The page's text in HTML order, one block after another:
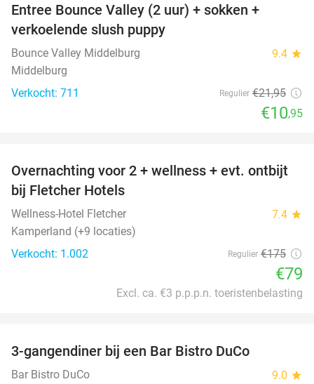
Entree Bounce Valley (2 uur) + sokken +
verkoelende slush puppy
Bounce Valley Middelburg 9.4 star
Middelburg
Verkocht: 711
Regulier €21,95
€10,95
55%
Overnachting voor 2 + wellness + evt. ontbijt
bij Fletcher Hotels
Wellness-Hotel Fletcher 7.4 star
Kamperland (+9 locaties)
Verkocht: 1.002
Regulier €175
€79
Excl. ca. €3 p.p.p.n. toeristenbelasting
3-gangendiner bij een Bar Bistro DuCo
Bar Bistro DuCo 9.0 star